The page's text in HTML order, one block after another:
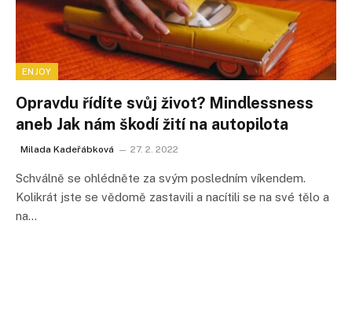
ENJOY
Opravdu řídíte svůj život? Mindlessness
aneb Jak nám škodí žití na autopilota
Milada Kadeřábková 27. 2. 2022
Schválně se ohlédněte za svým posledním víkendem.
Kolikrát jste se vědomě zastavili a nacítili se na své tělo a
na…